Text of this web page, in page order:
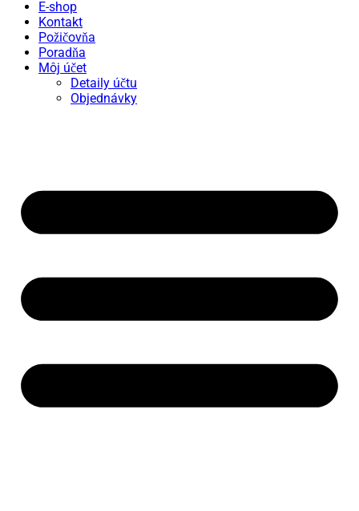
E-shop
Kontakt
Požičovňa
Poradňa
Môj účet
Detaily účtu
Objednávky